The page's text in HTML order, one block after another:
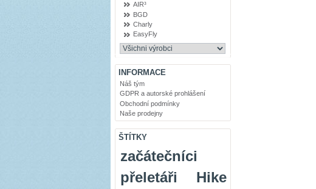
AIR³
BGD
Charly
EasyFly
INFORMACE
Náš tým
GDPR a autorské prohlášení
Obchodní podmínky
Naše prodejny
ŠTÍTKY
začátečníci
přeletáři
Hike